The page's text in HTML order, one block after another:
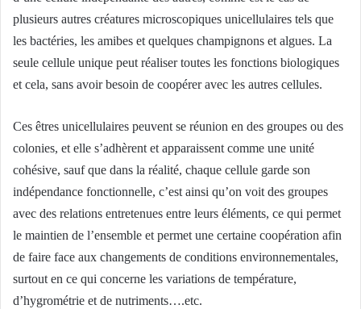
plusieurs autres créatures microscopiques unicellulaires tels que
les bactéries, les amibes et quelques champignons et algues. La
seule cellule unique peut réaliser toutes les fonctions biologiques
et cela, sans avoir besoin de coopérer avec les autres cellules.
Ces êtres unicellulaires peuvent se réunion en des groupes ou des
colonies, et elle s’adhèrent et apparaissent comme une unité
cohésive, sauf que dans la réalité, chaque cellule garde son
indépendance fonctionnelle, c’est ainsi qu’on voit des groupes
avec des relations entretenues entre leurs éléments, ce qui permet
le maintien de l’ensemble et permet une certaine coopération afin
de faire face aux changements de conditions environnementales,
surtout en ce qui concerne les variations de température,
d’hygrométrie et de nutriments….etc.